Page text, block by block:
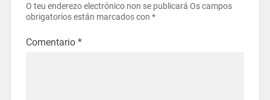
O teu enderezo electrónico non se publicará Os campos
obrigatorios están marcados con *
Comentario *